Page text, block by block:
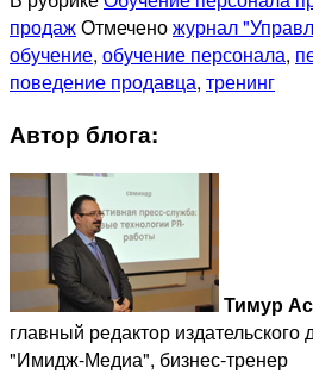
продажОтмеченожурнал
обучение, обучение персонала,
поведение продавца, тренинг
Автор блога:
Тимур
главный редактор издательского
"Имидж-Медиа", бизнес-тренер